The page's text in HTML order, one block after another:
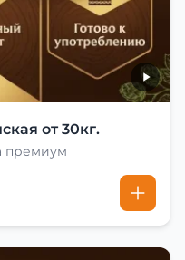
от 30кг.
премиум